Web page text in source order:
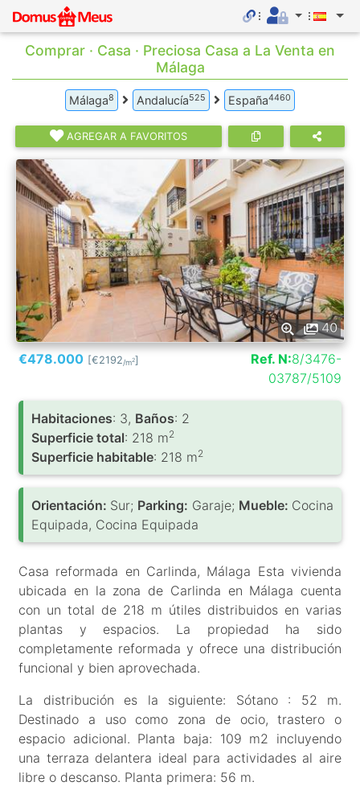
Comprar · Casa · Preciosa Casa a La Venta en
Málaga
Málaga8 Andalucía525 España4460
AGREGAR A FAVORITOS
40
€478.000 [€2192/m2] Ref. N:8/3476-
03787/5109
Habitaciones: 3, Baños: 2
Superficie total: 218 m2
Superficie habitable: 218 m2
Orientación: Sur; Parking: Garaje; Mueble: Cocina
Equipada, Cocina Equipada
Casa reformada en Carlinda, Málaga Esta vivienda
ubicada en la zona de Carlinda en Málaga cuenta
con un total de 218 m útiles distribuidos en varias
plantas y espacios. La propiedad ha sido
completamente reformada y ofrece una distribución
funcional y bien aprovechada.
La distribución es la siguiente: Sótano : 52 m.
Destinado a uso como zona de ocio, trastero o
espacio adicional. Planta baja: 109 m2 incluyendo
una terraza delantera ideal para actividades al aire
libre o descanso. Planta primera: 56 m.